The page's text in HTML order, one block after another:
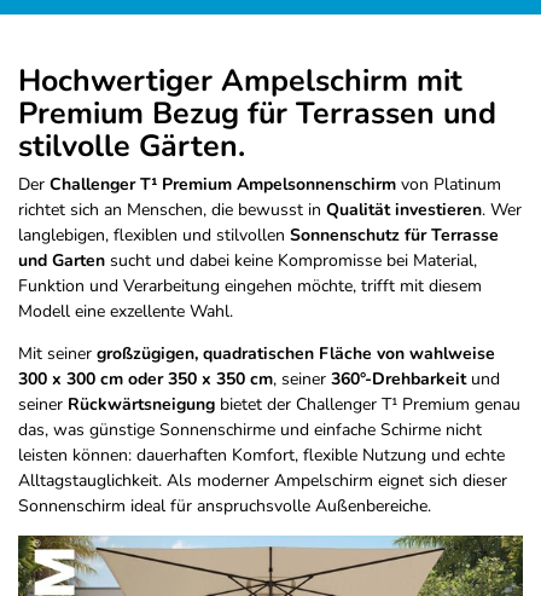
Hochwertiger Ampelschirm mit
Premium Bezug für Terrassen und
stilvolle Gärten.
Der Challenger T¹ Premium Ampelsonnenschirm von Platinum
richtet sich an Menschen, die bewusst in Qualität investieren. Wer
langlebigen, flexiblen und stilvollen Sonnenschutz für Terrasse
und Garten sucht und dabei keine Kompromisse bei Material,
Funktion und Verarbeitung eingehen möchte, trifft mit diesem
Modell eine exzellente Wahl.
Mit seiner großzügigen, quadratischen Fläche von wahlweise
300 x 300 cm oder 350 x 350 cm, seiner 360°-Drehbarkeitund
seiner Rückwärtsneigung bietet der Challenger T¹ Premium genau
das, was günstige Sonnenschirme und einfache Schirme nicht
leisten können: dauerhaften Komfort, flexible Nutzung und echte
Alltagstauglichkeit. Als moderner Ampelschirm eignet sich dieser
Sonnenschirm ideal für anspruchsvolle Außenbereiche.